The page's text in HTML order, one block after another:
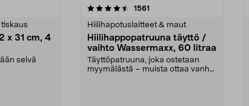
x 31 cm, 4
selvä
1561
Hiilihapotuslaitteet & maut
Hiilihappopatruuna täyttö /
vaihto Wassermaxx, 60 litraa
Täyttöpatruuna, joka ostetaan
myymälästä – muista ottaa vanha
4.5viidestä